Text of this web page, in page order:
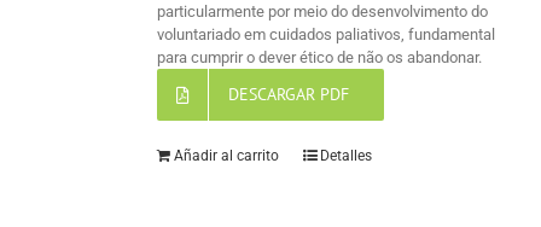
particularmente por meio do desenvolvimento do
voluntariado em cuidados paliativos, fundamental
para cumprir o dever ético de não os abandonar.
DESCARGAR PDF
Añadir al carrito Detalles